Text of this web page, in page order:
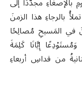
بالرجاءِ هذا الزمنَ
في المَسيحِ مُصالِحًا
إِيَّانَا كَلِمَةَ
١٩، القراءةُ الثانيةُ من قداسِ أربعاءِ